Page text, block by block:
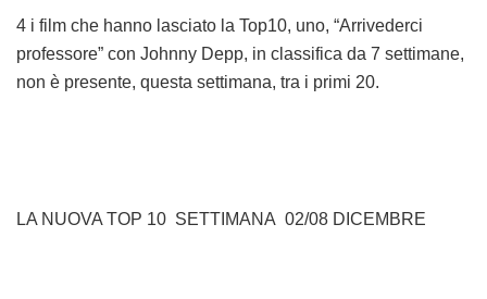
4 i film che hanno lasciato la Top10, uno, “Arrivederci
professore” con Johnny Depp, in classifica da 7 settimane,
non è presente, questa settimana, tra i primi 20.
LA NUOVA TOP 10 SETTIMANA 02/08 DICEMBRE